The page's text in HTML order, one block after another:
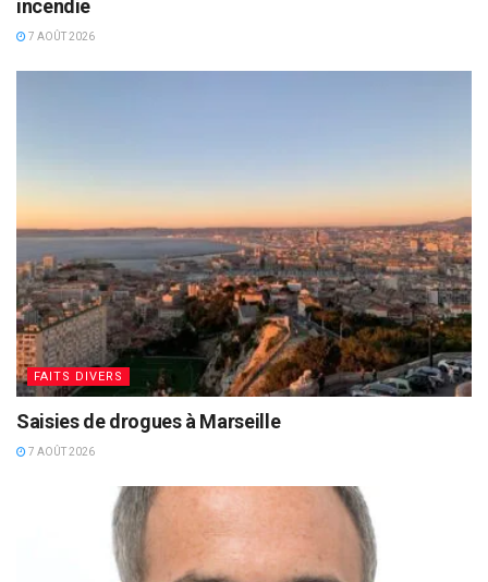
incendie
7 AOÛT 2026
FAITS DIVERS
Saisies de drogues à Marseille
7 AOÛT 2026